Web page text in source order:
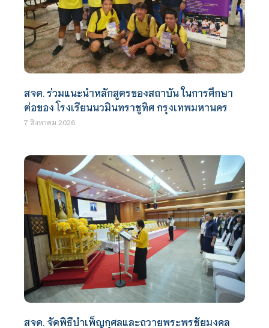
สจด. ร่วมแนะนำหลักสูตรของสถาบัน ในการศึกษา
ต่อของ โรงเรียนนวมินทราชูทิศ กรุงเทพมหานคร
7 สิงหาคม 2026
สจด. จัดพิธีบำเพ็ญกุศลและถวายพระพรชัยมงคล